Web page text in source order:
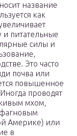
название
как
и питательные
силы и
Это часто
почва или
повышенное
проводят
мхом,
Америке) или
в